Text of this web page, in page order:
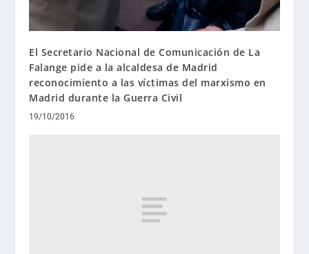
El Secretario Nacional de Comunicación de La
Falange pide a la alcaldesa de Madrid
reconocimiento a las víctimas del marxismo en
Madrid durante la Guerra Civil
19/10/2016